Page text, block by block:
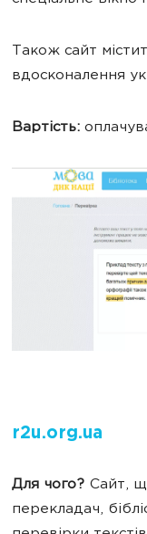
Також сайт
вдосконалення
Вартість:
r2u.org.ua
Для чого? Сайт,
перекладач,